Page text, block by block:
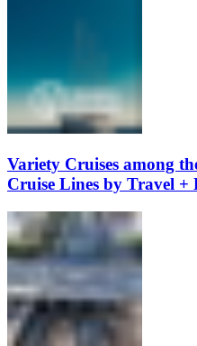
Variety Cruises among
Cruise Lines by Travel +